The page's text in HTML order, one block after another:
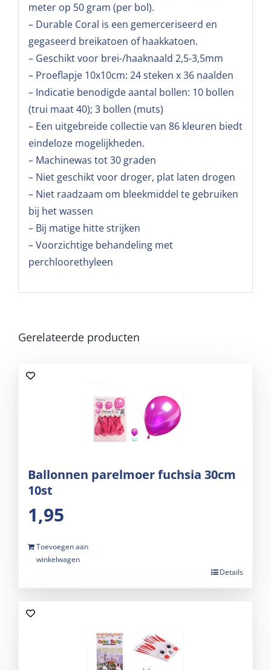
meter op 50 gram (per bol).
– Durable Coral is een gemerceriseerd en
gegaseerd breikatoen of haakkatoen.
– Geschikt voor brei-/haaknaald 2,5-3,5mm
– Proeflapje 10x10cm: 24 steken x 36 naalden
– Indicatie benodigde aantal bollen: 10 bollen
(trui maat 40); 3 bollen (muts)
– Een uitgebreide collectie van 86 kleuren biedt
eindeloze mogelijkheden.
– Machinewas tot 30 graden
– Niet geschikt voor droger, plat laten drogen
– Niet raadzaam om bleekmiddel te gebruiken
bij het wassen
– Bij matige hitte strijken
– Voorzichtige behandeling met
perchloorethyleen
Gerelateerde producten
Ballonnen parelmoer fuchsia 30cm
10st
1,95
Toevoegen aan
winkelwagen
Details